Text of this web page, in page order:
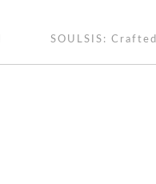
SOULSIS: Crafted